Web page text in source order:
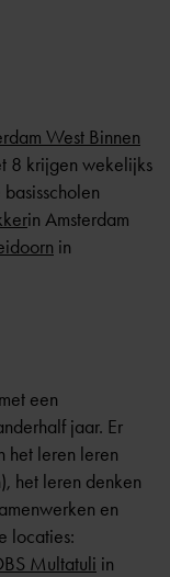
West Binnen
8 krijgen wekelijks
in Amsterdam
in
een
jaar. Er
het leren leren
het leren denken
en
locaties:
Multatuli in